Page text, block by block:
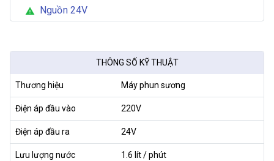
warning Nguồn 24V
THÔNG SỐ KỸ THUẬT
Thương hiệu Máy phun sương
Điện áp đầu vào 220V
Điện áp đầu ra 24V
Lưu lượng nước 1.6 lít / phút